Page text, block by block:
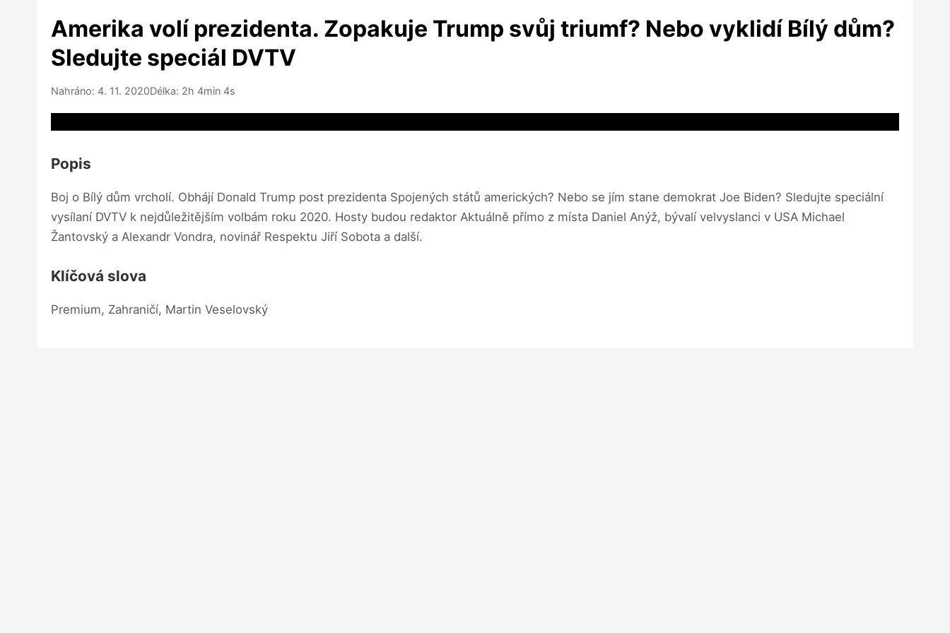
Amerika volí prezidenta. Zopakuje Trump svůj triumf? Nebo vyklidí Bílý dům?
Sledujte speciál DVTV
Nahráno: 4. 11. 2020Délka: 2h 4min 4s
Popis
Boj o Bílý dům vrcholí. Obhájí Donald Trump post prezidenta Spojených států amerických? Nebo se jím stane demokrat Joe Biden? Sledujte speciální
vysílaní DVTV k nejdůležitějším volbám roku 2020. Hosty budou redaktor Aktuálně přímo z místa Daniel Anýž, bývalí velvyslanci v USA Michael
Žantovský a Alexandr Vondra, novinář Respektu Jiří Sobota a další.
Klíčová slova
Premium, Zahraničí, Martin Veselovský